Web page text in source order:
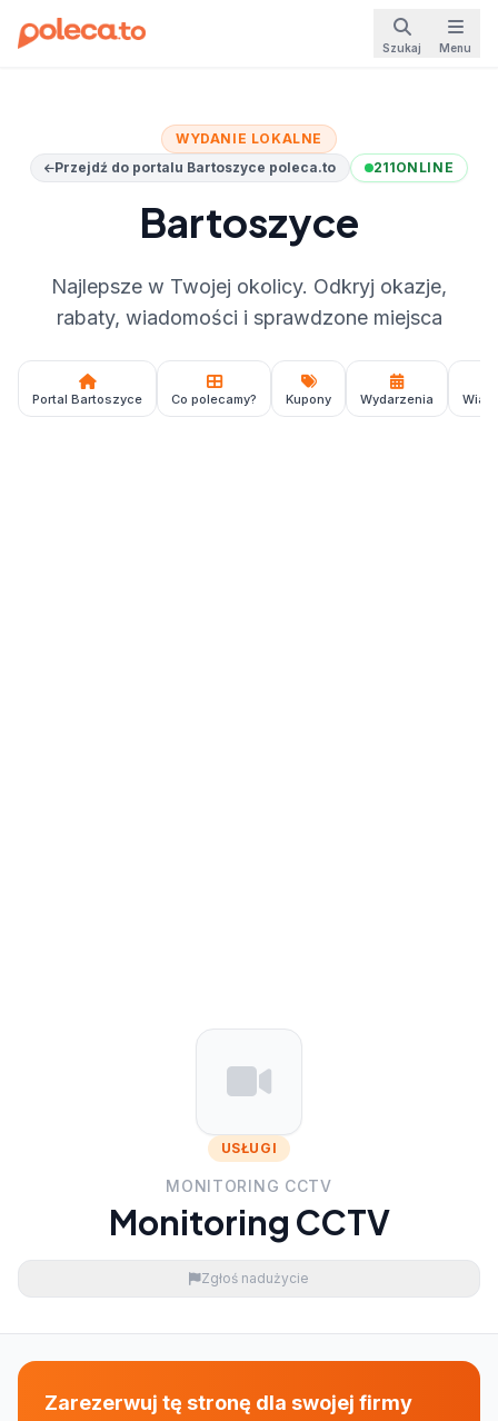
Szukaj Menu
WYDANIE LOKALNE
Przejdź do portalu Bartoszyce poleca.to
211ONLINE
Bartoszyce
Najlepsze w Twojej okolicy. Odkryj okazje,
rabaty, wiadomości i sprawdzone miejsca
Portal Bartoszyce Co polecamy? Kupony Wydarzenia
USŁUGI
MONITORING CCTV
Monitoring CCTV
Zgłoś nadużycie
Zarezerwuj tę stronę dla swojej firmy